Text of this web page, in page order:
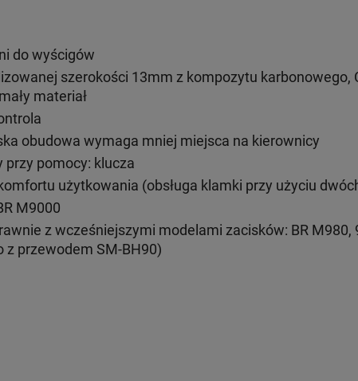
do wyścigów
szerokości 13mm z kompozytu karbonowego,
materiał
obudowa wymaga mniej miejsca na kierownicy
pomocy: klucza
użytkowania (obsługa klamki przy użyciu
M9000
z wcześniejszymi modelami zacisków: BR
z przewodem SM-BH90)